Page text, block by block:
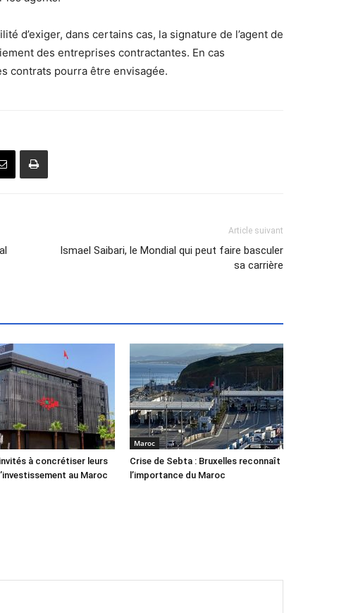
d’exiger, dans certains cas, la signature de l’agent de
des entreprises contractantes. En cas
contrats pourra être envisagée.
Article suivant
Ismael Saibari, le Mondial qui peut faire basculer
sa carrière
invités à concrétiser leurs
au Maroc
Maroc
Crise de Sebta : Bruxelles reconnaît
l’importance du Maroc